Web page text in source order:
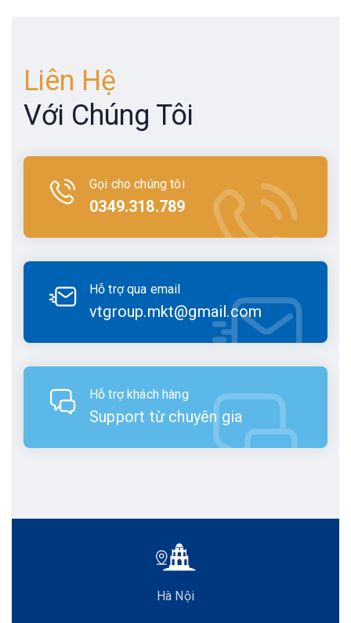
Liên Hệ
Với Chúng Tôi
Gọi cho chúng tôi
0349.318.789
Hỗ trợ qua email
vtgroup.mkt@gmail.com
Hỗ trợ khách hàng
Support từ chuyên gia
Hà Nội